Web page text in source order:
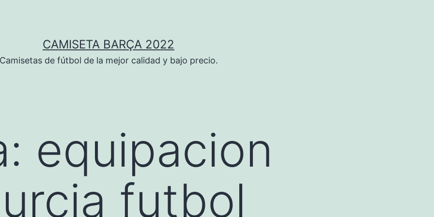
CAMISETA BARÇA 2022
Camisetas de fútbol de la mejor calidad y bajo precio.
equipacion
futbol